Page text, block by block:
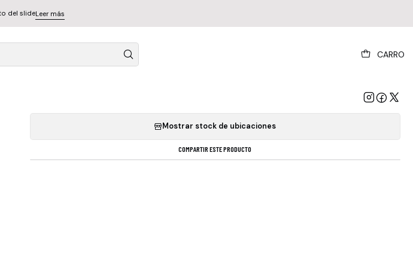
CARRO
del slideLeer más
Mostrar stock de ubicaciones
COMPARTIR ESTE PRODUCTO